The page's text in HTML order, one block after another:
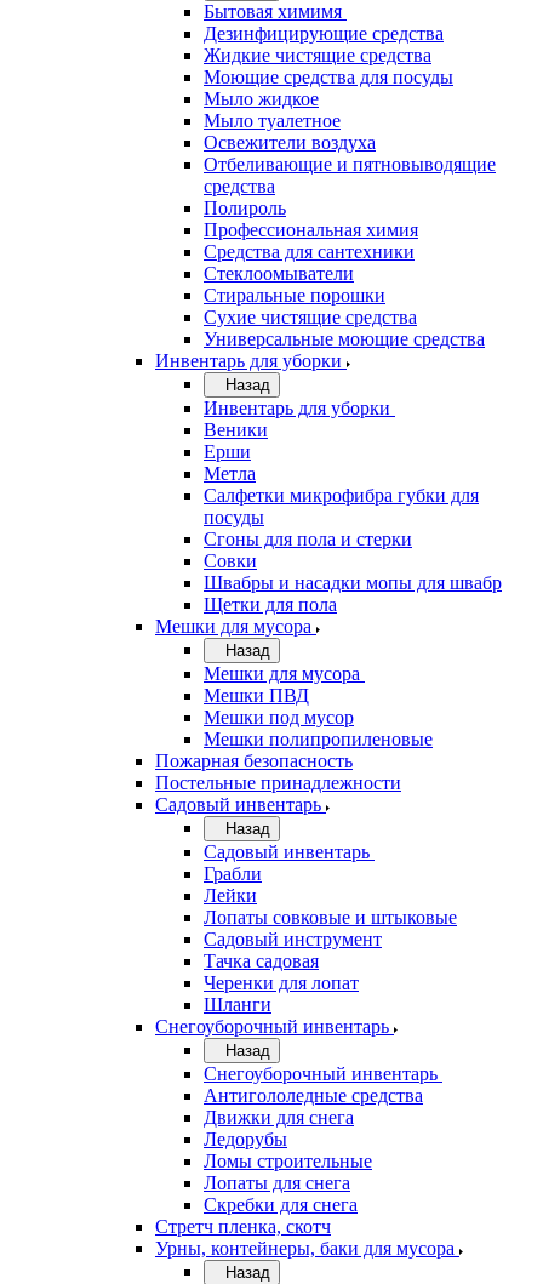
Бытовая химимя
Дезинфицирующие средства
Жидкие чистящие средства
Моющие средства для посуды
Мыло жидкое
Мыло туалетное
Освежители воздуха
Отбеливающие и пятновыводящие
средства
Полироль
Профессиональная химия
Средства для сантехники
Стеклоомыватели
Стиральные порошки
Сухие чистящие средства
Универсальные моющие средства
Инвентарь для уборки
Назад
Инвентарь для уборки
Веники
Ерши
Метла
Салфетки микрофибра губки для
посуды
Сгоны для пола и стерки
Совки
Швабры и насадки мопы для швабр
Щетки для пола
Мешки для мусора
Назад
Мешки для мусора
Мешки ПВД
Мешки под мусор
Мешки полипропиленовые
Пожарная безопасность
Постельные принадлежности
Садовый инвентарь
Назад
Садовый инвентарь
Грабли
Лейки
Лопаты совковые и штыковые
Садовый инструмент
Тачка садовая
Черенки для лопат
Шланги
Снегоуборочный инвентарь
Назад
Снегоуборочный инвентарь
Антигололедные средства
Движки для снега
Ледорубы
Ломы строительные
Лопаты для снега
Скребки для снега
Стретч пленка, скотч
Урны, контейнеры, баки для мусора
Назад